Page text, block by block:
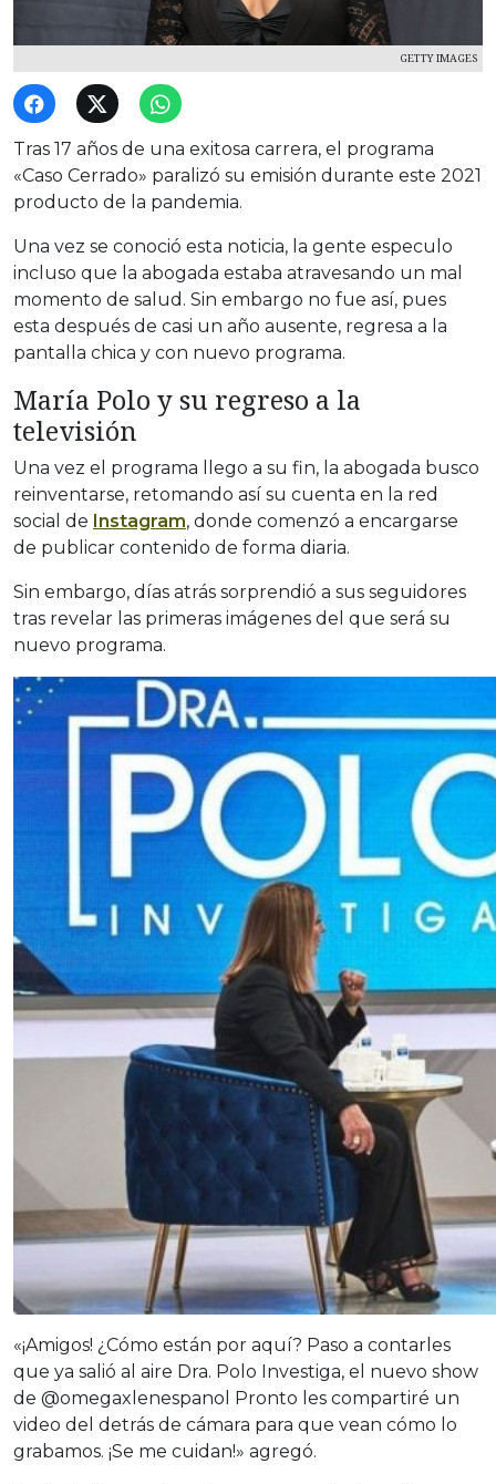
GETTY IMAGES
Tras 17 años de una exitosa carrera, el programa
«Caso Cerrado» paralizó su emisión durante este 2021
producto de la pandemia.
Una vez se conoció esta noticia, la gente especulo
incluso que la abogada estaba atravesando un mal
momento de salud. Sin embargo no fue así, pues
esta después de casi un año ausente, regresa a la
pantalla chica y con nuevo programa.
María Polo y su regreso a la
televisión
Una vez el programa llego a su fin, la abogada busco
reinventarse, retomando así su cuenta en la red
social de Instagram, donde comenzó a encargarse
de publicar contenido de forma diaria.
Sin embargo, días atrás sorprendió a sus seguidores
tras revelar las primeras imágenes del que será su
nuevo programa.
«¡Amigos! ¿Cómo están por aquí? Paso a contarles
que ya salió al aire Dra. Polo Investiga, el nuevo show
de @omegaxlenespanol Pronto les compartiré un
video del detrás de cámara para que vean cómo lo
grabamos. ¡Se me cuidan!» agregó.